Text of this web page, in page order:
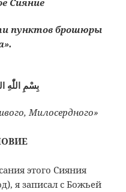
Сияние
пунктов брошюры
بِسْمِ اللّٰهِ
Милосердного»
этого Сияния
я записал с Божьей